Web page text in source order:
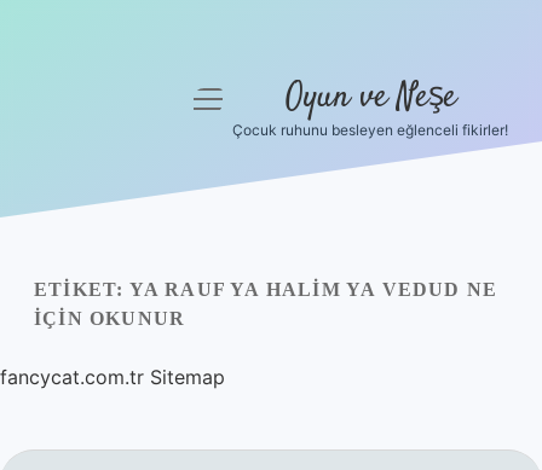
Yasal Uyarı
menüyü
Oyun ve Neşe
Çocuk ruhunu besleyen eğlenceli fikirler!
ETIKET: YA RAUF YA HALIM YA VEDUD NE
IÇIN OKUNUR
fancycat.com.tr Sitemap